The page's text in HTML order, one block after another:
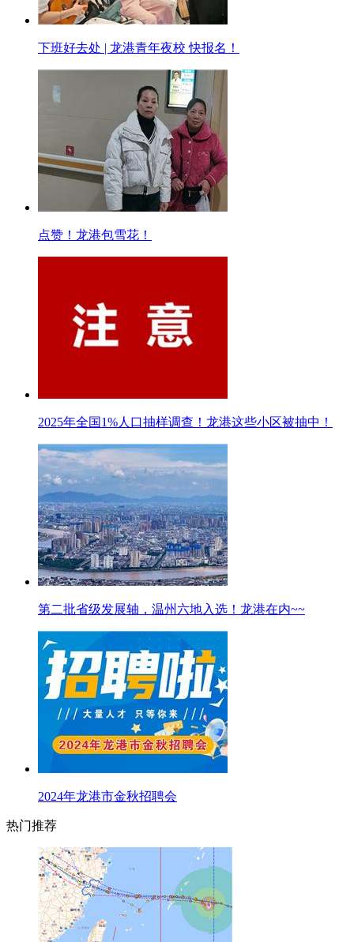
下班好去处 | 龙港青年夜校 快报名！
点赞！龙港包雪花！
2025年全国1%人口抽样调查！龙港这些小区被抽中！
第二批省级发展轴，温州六地入选！龙港在内~~
2024年龙港市金秋招聘会
热门推荐